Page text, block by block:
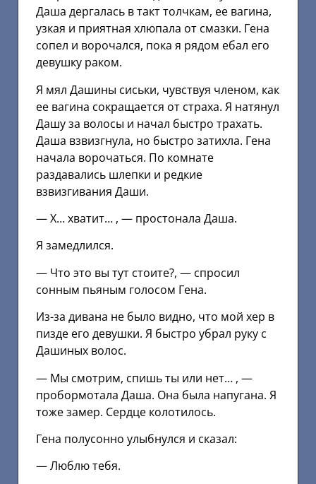
Даша дергалась в такт толчкам, ее вагина,
узкая и приятная хлюпала от смазки. Гена
сопел и ворочался, пока я рядом ебал его
девушку раком.
Я мял Дашины сиськи, чувствуя членом, как
ее вагина сокращается от страха. Я натянул
Дашу за волосы и начал быстро трахать.
Даша взвизгнула, но быстро затихла. Гена
начала ворочаться. По комнате
раздавались шлепки и редкие
взвизгивания Даши.
— Х… хватит… , — простонала Даша.
Я замедлился.
— Что это вы тут стоите?, — спросил
сонным пьяным голосом Гена.
Из-за дивана не было видно, что мой хер в
пизде его девушки. Я быстро убрал руку с
Дашиных волос.
— Мы смотрим, спишь ты или нет… , —
пробормотала Даша. Она была напугана. Я
тоже замер. Сердце колотилось.
Гена полусонно улыбнулся и сказал:
— Люблю тебя.